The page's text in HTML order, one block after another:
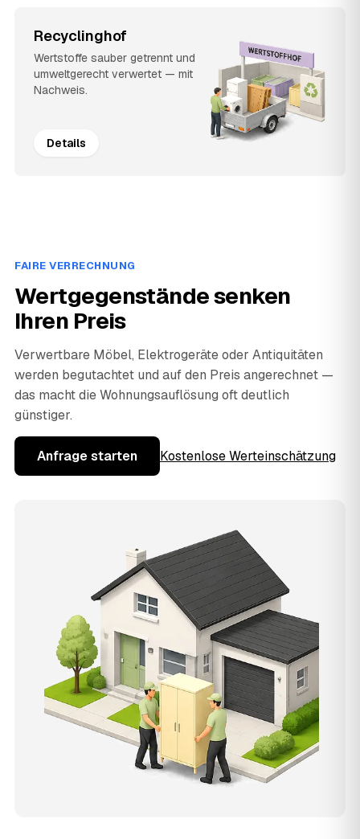
Recyclinghof
Wertstoffe sauber getrennt und
umweltgerecht verwertet — mit
Nachweis.
Details
FAIRE VERRECHNUNG
Wertgegenstände senken
Ihren Preis
Verwertbare Möbel, Elektrogeräte oder Antiquitäten
werden begutachtet und auf den Preis angerechnet —
das macht die Wohnungsauflösung oft deutlich
günstiger.
Anfrage starten Kostenlose Werteinschätzung